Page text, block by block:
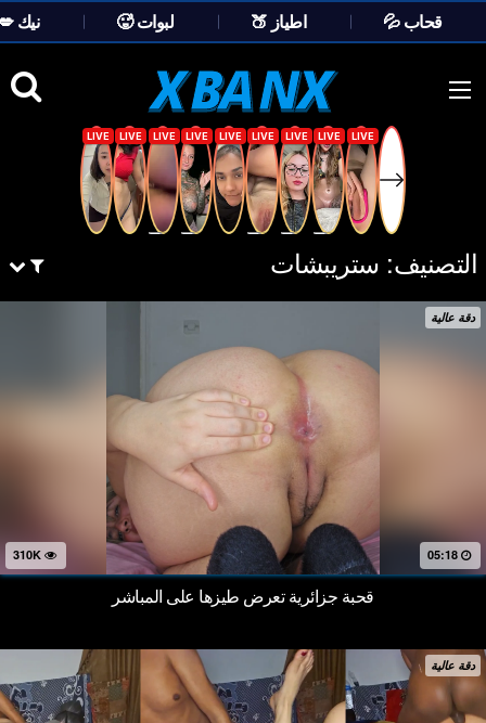
💦 قحاب 🍑 اطياز 🥵 لبوات
💋 نيك
content
التصنيف: ستريبشات
دقة عالية
05:18
قحبة جزائرية تعرض طيزها على المباشر
دقة عالية